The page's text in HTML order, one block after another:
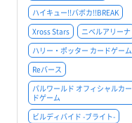
ハイキュー!!バボカ!!BREAK
Xross Stars
ニベルアリーナ
ハリー・ポッター カードゲーム
Reバース
パルワールド オフィシャルカー
ドゲーム
ビルディバイド -ブライト-